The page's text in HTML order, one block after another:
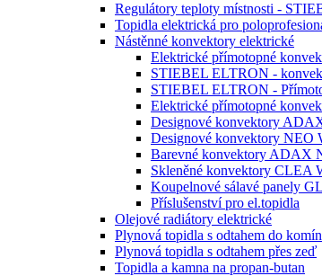
Regulátory teploty místnosti -
Topidla elektrická pro
Nástěnné konvektory elektrické
Elektrické přímotopné
STIEBEL ELTRON -
STIEBEL ELTRON -
Elektrické přímotopné
Designové konvektory
Designové konvektory NEO
Barevné konvektory ADAX
Skleněné konvektory CLEA
Koupelnové sálavé panely
Příslušenství pro el.topidla
Olejové radiátory elektrické
Plynová topidla s odtahem do
Plynová topidla s odtahem přes zeď
Topidla a kamna na propan-butan